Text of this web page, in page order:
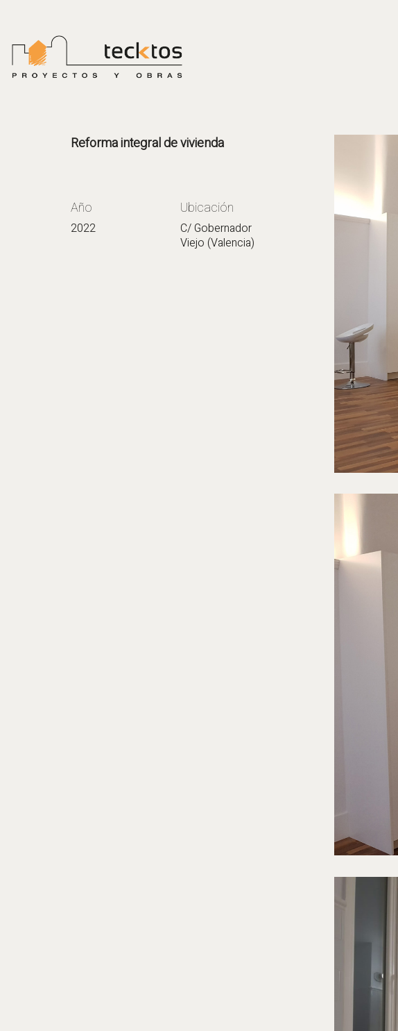
Reforma integral de vivienda
Año
2022
Ubicación
C/ Gobernador
Viejo (Valencia)